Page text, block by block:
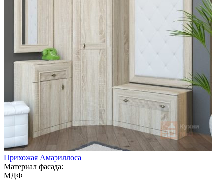
Прихожая Амариллоса
Материал фасада:
МДФ